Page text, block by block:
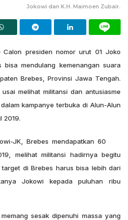
Jokowi dan K.H. Maimoen Zubair.
Calon presiden nomor urut 01 Joko
bisa mendulang kemenangan suara
Brebes, Provinsi Jawa Tengah.
melihat militansi dan antusiasme
kampanye terbuka di Alun-Alun
2019.
JK, Brebes mendapatkan 60
melihat militansi hadirnya begitu
di Brebes harus bisa lebih dari
Jokowi kepada puluhan ribu
sesak dipenuhi massa yang